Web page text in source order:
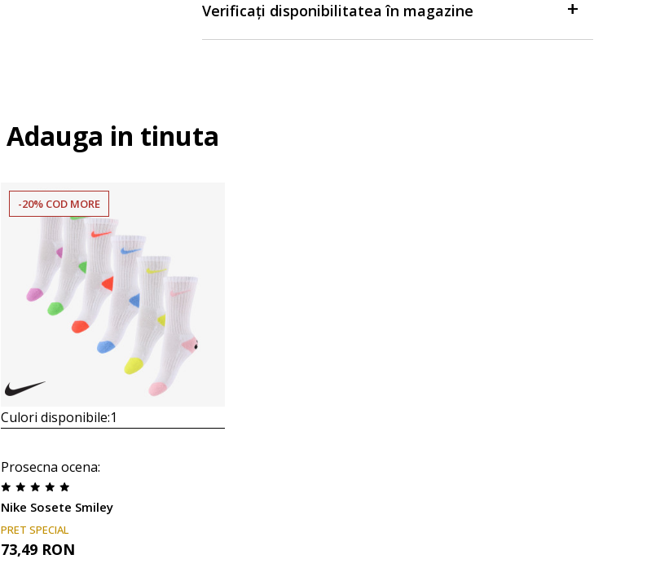
Verificați disponibilitatea în magazine
Adauga in tinuta
-20% COD MORE
Culori disponibile:1
Prosecna ocena:
Nike Sosete Smiley
PRET SPECIAL
73,49 RON